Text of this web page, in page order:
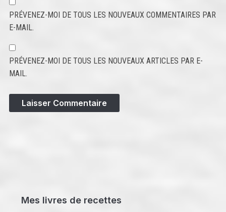
PRÉVENEZ-MOI DE TOUS LES NOUVEAUX COMMENTAIRES PAR
E-MAIL.
PRÉVENEZ-MOI DE TOUS LES NOUVEAUX ARTICLES PAR E-
MAIL.
Mes livres de recettes